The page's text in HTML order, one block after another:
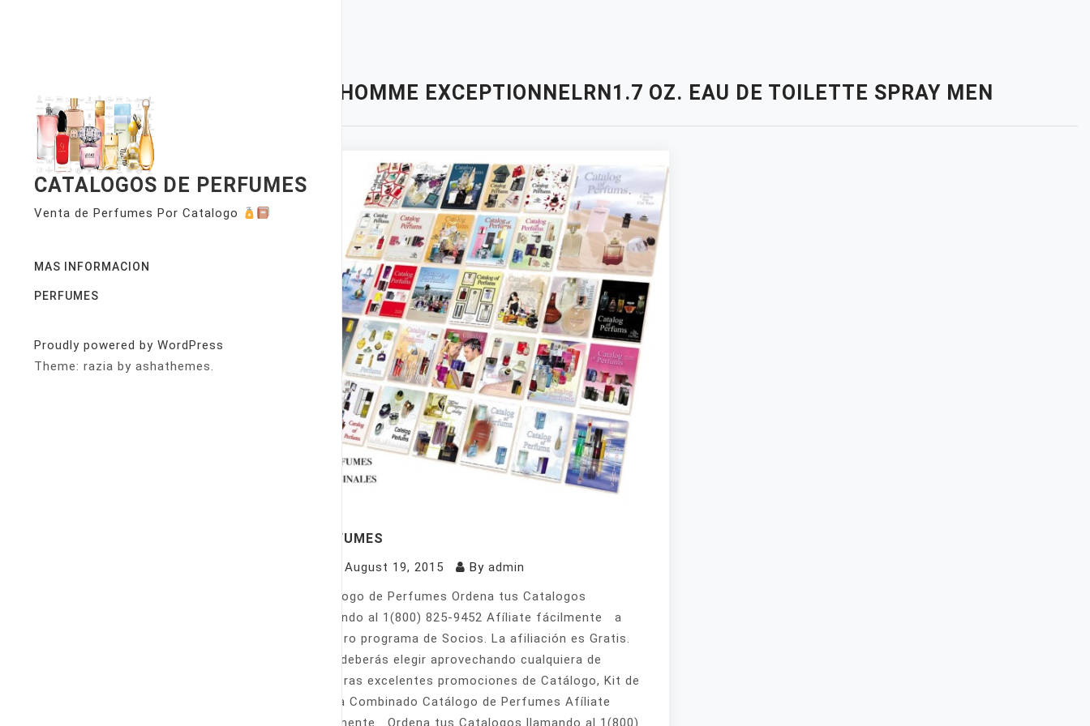
CATALOGOS DE PERFUMES
Venta de Perfumes Por Catalogo
MAS INFORMACION
PERFUMES
Proudly powered by WordPress
Theme: razia by ashathemes.
HOMME EXCEPTIONNELRN1.7 OZ. EAU DE TOILETTE SPRAY MEN
PERFUMES
August 19, 2015 By admin
Catálogo de Perfumes Ordena tus Catalogos
llamando al 1(800) 825-9452 Afíliate fácilmente a
nuestro programa de Socios. La afiliación es Gratis.
Sólo deberás elegir aprovechando cualquiera de
nuestras excelentes promociones de Catálogo, Kit de
Venta Combinado Catálogo de Perfumes Afíliate
fácilmente Ordena tus Catalogos llamando al 1(800)